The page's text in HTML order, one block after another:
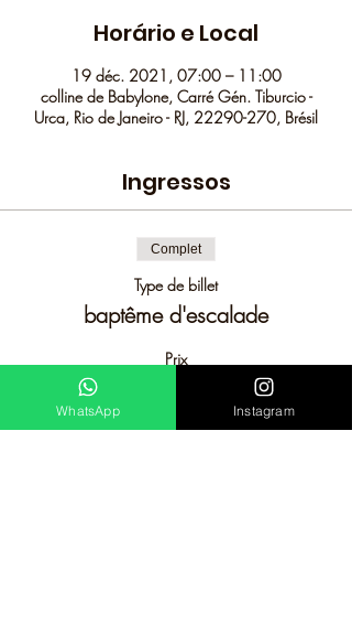
Horário e Local
19 déc. 2021, 07:00 – 11:00
colline de Babylone, Carré Gén. Tiburcio -
Urca, Rio de Janeiro - RJ, 22290-270, Brésil
Ingressos
Complet
Type de billet
baptême d'escalade
Prix
+ 3,75 R$ de frais de billetterie
WhatsApp Instagram